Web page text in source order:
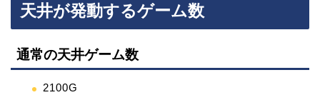
天井が発動するゲーム数
通常の天井ゲーム数
2100G